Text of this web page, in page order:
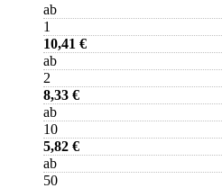
ab
1
10,41 €
ab
2
8,33 €
ab
10
5,82 €
ab
50